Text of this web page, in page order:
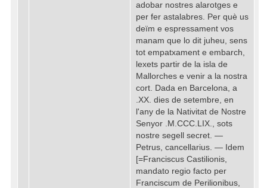
adobar nostres alarotges e
per fer astalabres. Per què us
deïm e espressament vos
manam que lo dit juheu, sens
tot empatxament e embarch,
lexets partir de la isla de
Mallorches e venir a la nostra
cort. Dada en Barcelona, a
.XX. dies de setembre, en
l'any de la Nativitat de Nostre
Senyor .M.CCC.LIX., sots
nostre segell secret. —
Petrus, cancellarius. — Idem
[=Franciscus Castilionis,
mandato regio facto per
Franciscum de Perilionibus,